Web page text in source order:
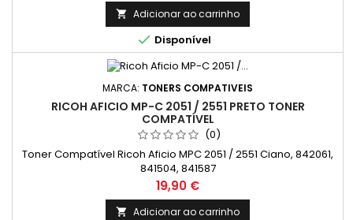
 Adicionar ao carrinho
 Disponível
MARCA: TONERS COMPATIVEIS
RICOH AFICIO MP-C 2051 / 2551 PRETO TONER
COMPATÍVEL
(0)
Toner Compatível Ricoh Aficio MPC 2051 / 2551 Ciano, 842061,
841504, 841587
Preço
19,90 €
 Adicionar ao carrinho